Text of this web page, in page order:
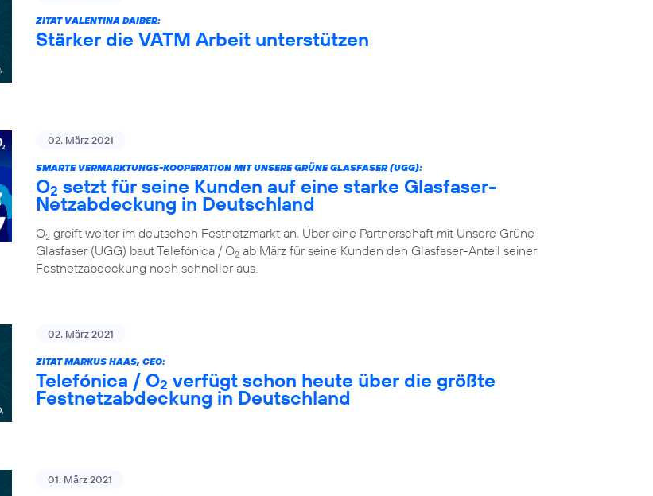
ZITAT VALENTINA DAIBER:
Stärker die VATM Arbeit unterstützen
02. März 2021
SMARTE VERMARKTUNGS-KOOPERATION MIT UNSERE GRÜNE GLASFASER (UGG):
O2 setzt für seine Kunden auf eine starke Glasfaser-
Netzabdeckung in Deutschland
O2 greift weiter im deutschen Festnetzmarkt an. Über eine Partnerschaft mit Unsere Grüne
Glasfaser (UGG) baut Telefónica / O2 ab März für seine Kunden den Glasfaser-Anteil seiner
Festnetzabdeckung noch schneller aus.
02. März 2021
ZITAT MARKUS HAAS, CEO:
Telefónica / O2 verfügt schon heute über die größte
Festnetzabdeckung in Deutschland
01. März 2021